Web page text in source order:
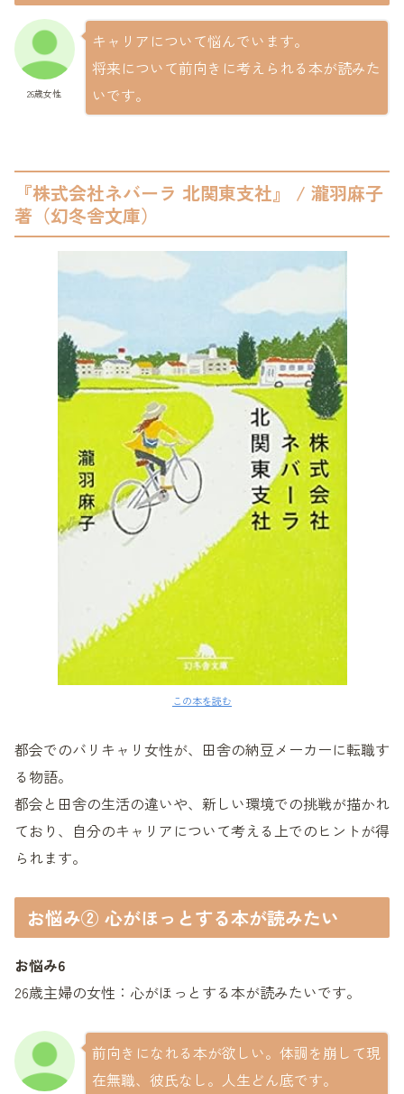
26歳女性
キャリアについて悩んでいます。
将来について前向きに考えられる本が読みた
いです。
『株式会社ネバーラ 北関東支社』 / 瀧羽麻子
著（幻冬舎文庫）
この本を読む
都会でのバリキャリ女性が、田舎の納豆メーカーに転職す
る物語。
都会と田舎の生活の違いや、新しい環境での挑戦が描かれ
ており、自分のキャリアについて考える上でのヒントが得
られます。
お悩み② 心がほっとする本が読みたい
お悩み6
26歳主婦の女性：心がほっとする本が読みたいです。
前向きになれる本が欲しい。体調を崩して現
在無職、彼氏なし。人生どん底です。